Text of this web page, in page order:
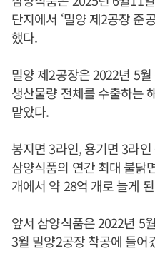
단지에서 ‘밀양 제2공장 준
했다.
밀양 제2공장은 2022년 5
생산물량 전체를 수출하는
맡았다.
봉지면 3라인, 용기면 3라
삼양식품의 연간 최대 불닭
개에서 약 28억 개로 늘게
앞서 삼양식품은 2022년 5
3월 밀양2공장 착공에 들어